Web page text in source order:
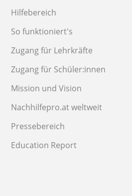
Hilfebereich
So funktioniert's
Zugang für Lehrkräfte
Zugang für Schüler:innen
Mission und Vision
Nachhilfepro.at weltweit
Pressebereich
Education Report